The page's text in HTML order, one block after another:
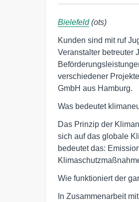
Bielefeld(ots)
Kunden sind mit ruf
Veranstalter betreuter
verschiedener
GmbH aus Hamburg.
Was bedeutet
Das Prinzip der
sich auf das globale
bedeutet das:
Wie funktioniert der
In Zusammenarbeit